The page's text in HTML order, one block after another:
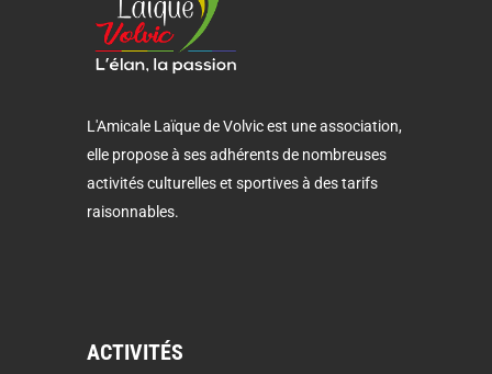
L'Amicale Laïque de Volvic est une association,
elle propose à ses adhérents de nombreuses
activités culturelles et sportives à des tarifs
raisonnables.
ACTIVITÉS